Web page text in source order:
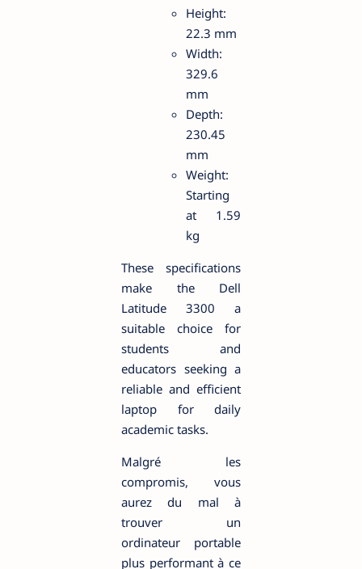
Height:
22.3 mm
Width:
329.6
mm
Depth:
230.45
mm
Weight:
Starting
at 1.59
kg
These specifications
make the Dell
Latitude 3300 a
suitable choice for
students and
educators seeking a
reliable and efficient
laptop for daily
academic tasks.
Malgré les
compromis, vous
aurez du mal à
trouver un
ordinateur portable
plus performant à ce